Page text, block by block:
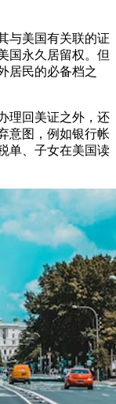
与美国有关联的证
国永久居留权。但
居民的必备档之
理回美证之外，还
意图，例如银行帐
单、子女在美国读